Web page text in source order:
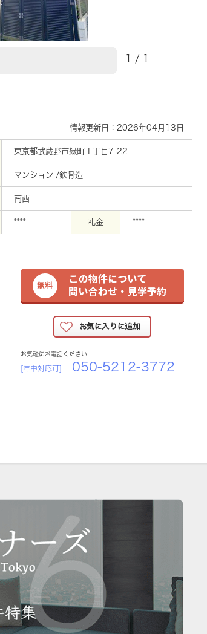
1 / 1
情報更新日：2026年04月13日
東京都武蔵野市緑町１丁目7-22
マンション /鉄骨造
南西
**** 礼金 ****
お気軽にお電話ください
[年中対応可] 050-5212-3772